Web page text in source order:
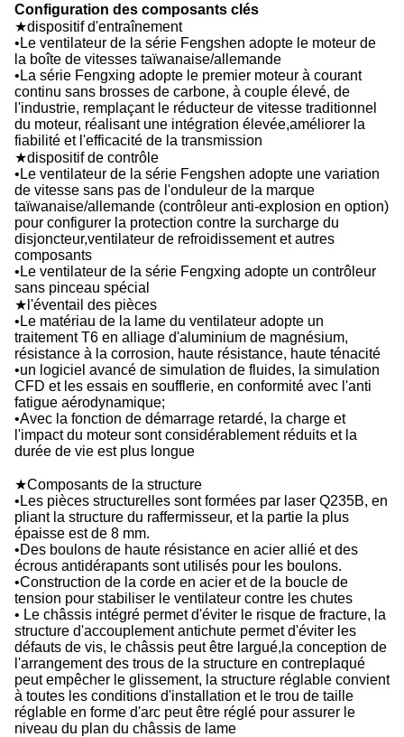
Configuration des composants clés
★dispositif d'entraînement
•Le ventilateur de la série Fengshen adopte le moteur de
la boîte de vitesses taïwanaise/allemande
•La série Fengxing adopte le premier moteur à courant
continu sans brosses de carbone, à couple élevé, de
l'industrie, remplaçant le réducteur de vitesse traditionnel
du moteur, réalisant une intégration élevée,améliorer la
fiabilité et l'efficacité de la transmission
★dispositif de contrôle
•Le ventilateur de la série Fengshen adopte une variation
de vitesse sans pas de l'onduleur de la marque
taïwanaise/allemande (contrôleur anti-explosion en option)
pour configurer la protection contre la surcharge du
disjoncteur,ventilateur de refroidissement et autres
composants
•Le ventilateur de la série Fengxing adopte un contrôleur
sans pinceau spécial
★l'éventail des pièces
•Le matériau de la lame du ventilateur adopte un
traitement T6 en alliage d'aluminium de magnésium,
résistance à la corrosion, haute résistance, haute ténacité
•un logiciel avancé de simulation de fluides, la simulation
CFD et les essais en soufflerie, en conformité avec l'anti
fatigue aérodynamique;
•Avec la fonction de démarrage retardé, la charge et
l'impact du moteur sont considérablement réduits et la
durée de vie est plus longue
★Composants de la structure
•Les pièces structurelles sont formées par laser Q235B, en
pliant la structure du raffermisseur, et la partie la plus
épaisse est de 8 mm.
•Des boulons de haute résistance en acier allié et des
écrous antidérapants sont utilisés pour les boulons.
•Construction de la corde en acier et de la boucle de
tension pour stabiliser le ventilateur contre les chutes
• Le châssis intégré permet d'éviter le risque de fracture, la
structure d'accouplement antichute permet d'éviter les
défauts de vis, le châssis peut être largué,la conception de
l'arrangement des trous de la structure en contreplaqué
peut empêcher le glissement, la structure réglable convient
à toutes les conditions d'installation et le trou de taille
réglable en forme d'arc peut être réglé pour assurer le
niveau du plan du châssis de lame